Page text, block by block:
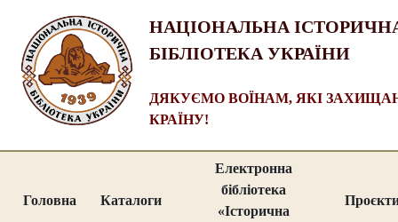
НАЦІОНАЛЬНА
БІБЛІОТЕКА УКРАЇНИ
ДЯКУЄМО ВОЇНАМ, ЯКІ
КРАЇНУ!
Головна Каталоги
Електронна
бібліотека
«Історична